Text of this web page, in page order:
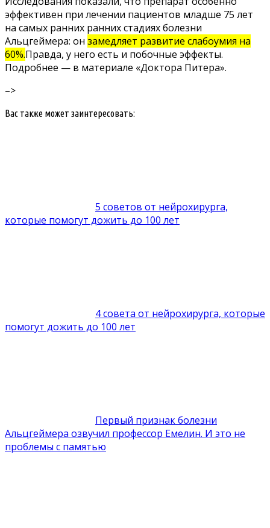
эффективен при лечении пациентов младше 75 лет
на самых ранних ранних стадиях болезни
Альцгеймера: он замедляет развитие слабоумия на
60%.Правда, у него есть и побочные эффекты.
Подробнее — в материале «Доктора Питера».
–>
Вас также может заинтересовать:
5 советов от нейрохирурга,
которые помогут дожить до 100 лет
4 совета от нейрохирурга, которые
помогут дожить до 100 лет
Первый признак болезни
Альцгеймера озвучил профессор Емелин. И это не
проблемы с памятью